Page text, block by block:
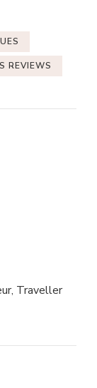
REVIEWS
Traveller